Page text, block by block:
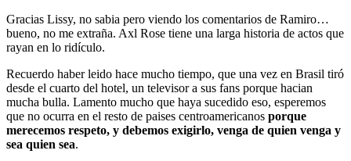
Gracias Lissy, no sabia pero viendo los comentarios de Ramiro…
bueno, no me extraña. Axl Rose tiene una larga historia de actos que
rayan en lo ridículo.
Recuerdo haber leido hace mucho tiempo, que una vez en Brasil tiró
desde el cuarto del hotel, un televisor a sus fans porque hacian
mucha bulla. Lamento mucho que haya sucedido eso, esperemos
que no ocurra en el resto de paises centroamericanos porque
merecemos respeto, y debemos exigirlo, venga de quien venga y
sea quien sea.